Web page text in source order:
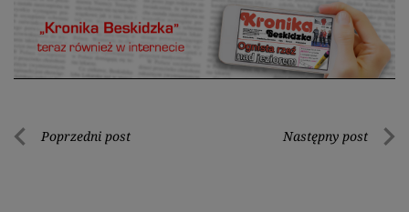
Nawigacja
Poprzedni post Następny post